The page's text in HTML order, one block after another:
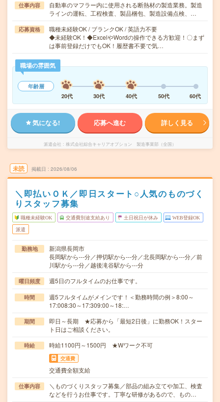
仕事内容
自動車のマフラー内に使用される断熱材の製造業務。製造
ラインの運転、工程検査、製品梱包、製造設備点検、…
応募資格
職種未経験OK / ブランクOK / 英語力不要
◆未経験OK！◆ExcelやWordの操作できる方歓迎！〇まず
は事前登録だけでもOK！履歴書不要で気…
職場の雰囲気
年齢層
20代
30代 40代 50代 60代
気になる! 応募へ進む 詳しく見る
派遣会社 株式会社綜合キャリアオプション 製造事業部（全国）
未読 掲載日 2026/08/06
＼即払いＯＫ／即日スタート○人気のものづく
りスタッフ募集
職種未経験OK 交通費別途支給あり 土日祝日が休み WEB登録OK
派遣
勤務地
新潟県長岡市
長岡駅から---分／押切駅から---分／北長岡駅から---分／前
川駅から---分／越後滝谷駅から---分
曜日頻度 週5日のフルタイムのお仕事です。
時間
週5フルタイムがメインです！＜勤務時間の例＞8:00～
17:008:30～17:309:00～18:…
期間
即日～長期 ★応募から「最短2日後」に勤務OK！スター
ト日はご相談ください。
時給 時給1100円～1500円 ★Wワーク不可
交通費
交通費全額支給
仕事内容
＼ものづくりスタッフ募集／部品の組み立てや加工、検査
などを行うお仕事です。丁寧な研修があるので、もの…